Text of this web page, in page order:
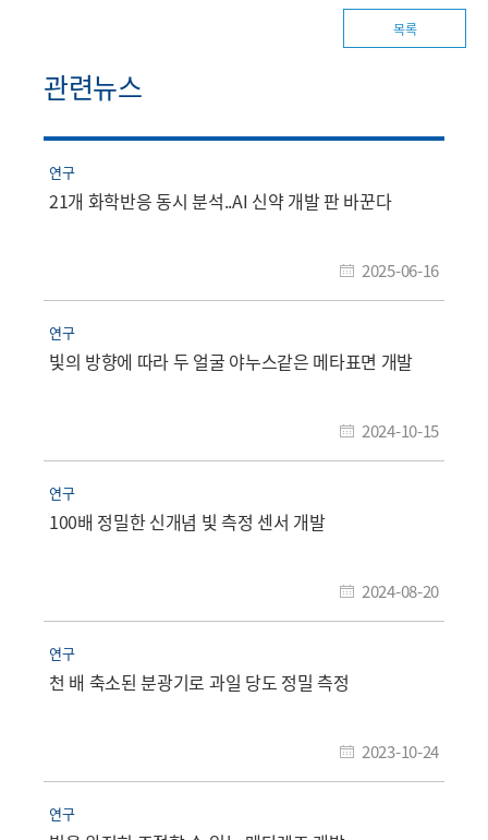
목록
관련뉴스
연구
21개 화학반응 동시 분석..AI 신약 개발 판 바꾼다
2025-06-16
연구
빛의 방향에 따라 두 얼굴 야누스같은 메타표면 개발
2024-10-15
연구
100배 정밀한 신개념 빛 측정 센서 개발
2024-08-20
연구
천 배 축소된 분광기로 과일 당도 정밀 측정
2023-10-24
연구